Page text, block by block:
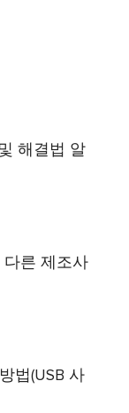
해결법 알
다른 제조사
법(USB 사